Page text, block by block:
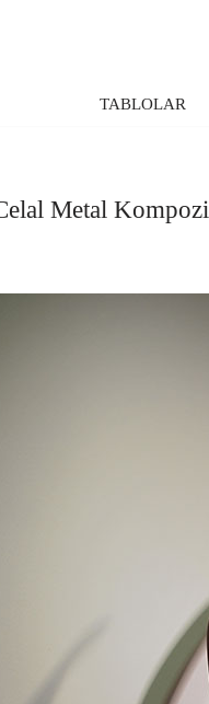
TABLOLAR
Metal